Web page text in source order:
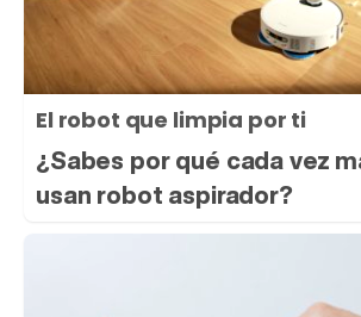
El robot que limpia por ti
¿Sabes por qué cada vez
usan robot aspirador?